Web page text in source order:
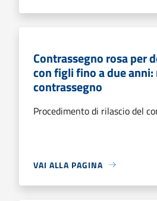
Contrassegno rosa per
con figli fino a due
contrassegno
Procedimento di rilascio del
VAI ALLA PAGINA